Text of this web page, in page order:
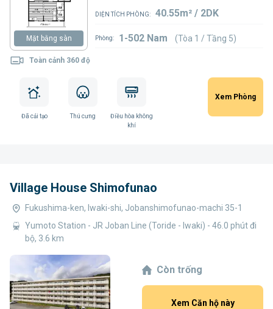
Mặt bằng sàn
Toàn cảnh 360 độ
DIỆN TÍCH PHÒNG: 40.55m² / 2DK
Phòng: 1-502 Nam (Tòa 1 / Tầng 5)
Đã cải tạo Thú cưng
Điều hòa không
khí
Xem Phòng
Village House Shimofunao
Fukushima-ken, Iwaki-shi, Jobanshimofunao-machi 35-1
Yumoto Station - JR Joban Line (Toride - Iwaki) - 46.0 phút đi
bộ, 3.6 km
Còn trống
Xem Căn hộ này